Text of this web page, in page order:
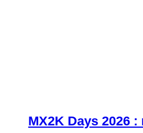
MX2K Days 2026